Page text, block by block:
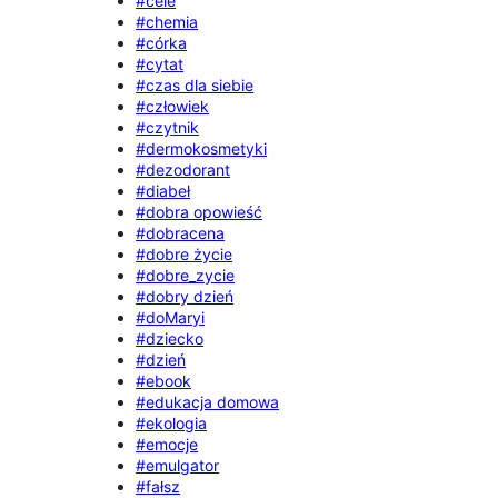
#chemia
#córka
#cytat
#czas dla siebie
#człowiek
#czytnik
#dermokosmetyki
#dezodorant
#diabeł
#dobra opowieść
#dobracena
#dobre życie
#dobre_zycie
#dobry dzień
#doMaryi
#dziecko
#dzień
#ebook
#edukacja domowa
#ekologia
#emocje
#emulgator
#fałsz